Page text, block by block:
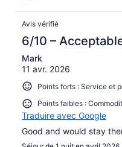
Avis vérifié
6/10 –
Mark
11 avr. 2026
Points forts : Service et
Points faibles :
Traduire avec Google
Good and would stay